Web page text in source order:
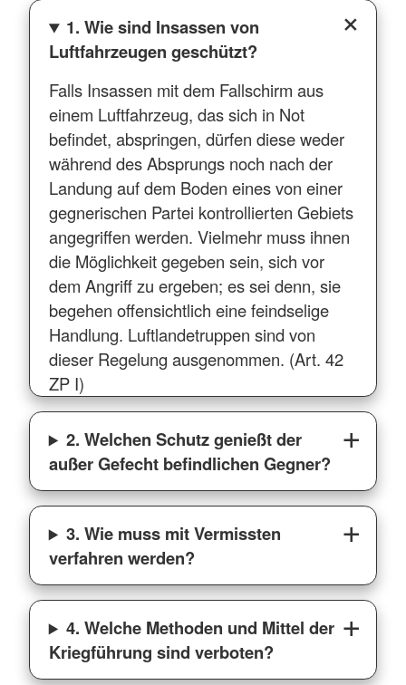
1. Wie sind Insassen von
Luftfahrzeugen geschützt?
Falls Insassen mit dem Fallschirm aus
einem Luftfahrzeug, das sich in Not
befindet, abspringen, dürfen diese weder
während des Absprungs noch nach der
Landung auf dem Boden eines von einer
gegnerischen Partei kontrollierten Gebiets
angegriffen werden. Vielmehr muss ihnen
die Möglichkeit gegeben sein, sich vor
dem Angriff zu ergeben; es sei denn, sie
begehen offensichtlich eine feindselige
Handlung. Luftlandetruppen sind von
dieser Regelung ausgenommen. (Art. 42
ZP I)
2. Welchen Schutz genießt der
außer Gefecht befindlichen Gegner?
3. Wie muss mit Vermissten
verfahren werden?
4. Welche Methoden und Mittel der
Kriegführung sind verboten?